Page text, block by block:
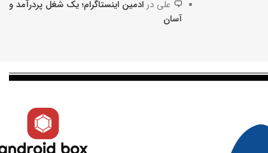
علی در ادمین اینستاگرام؛ یک شغل پردرآمد و
آسان